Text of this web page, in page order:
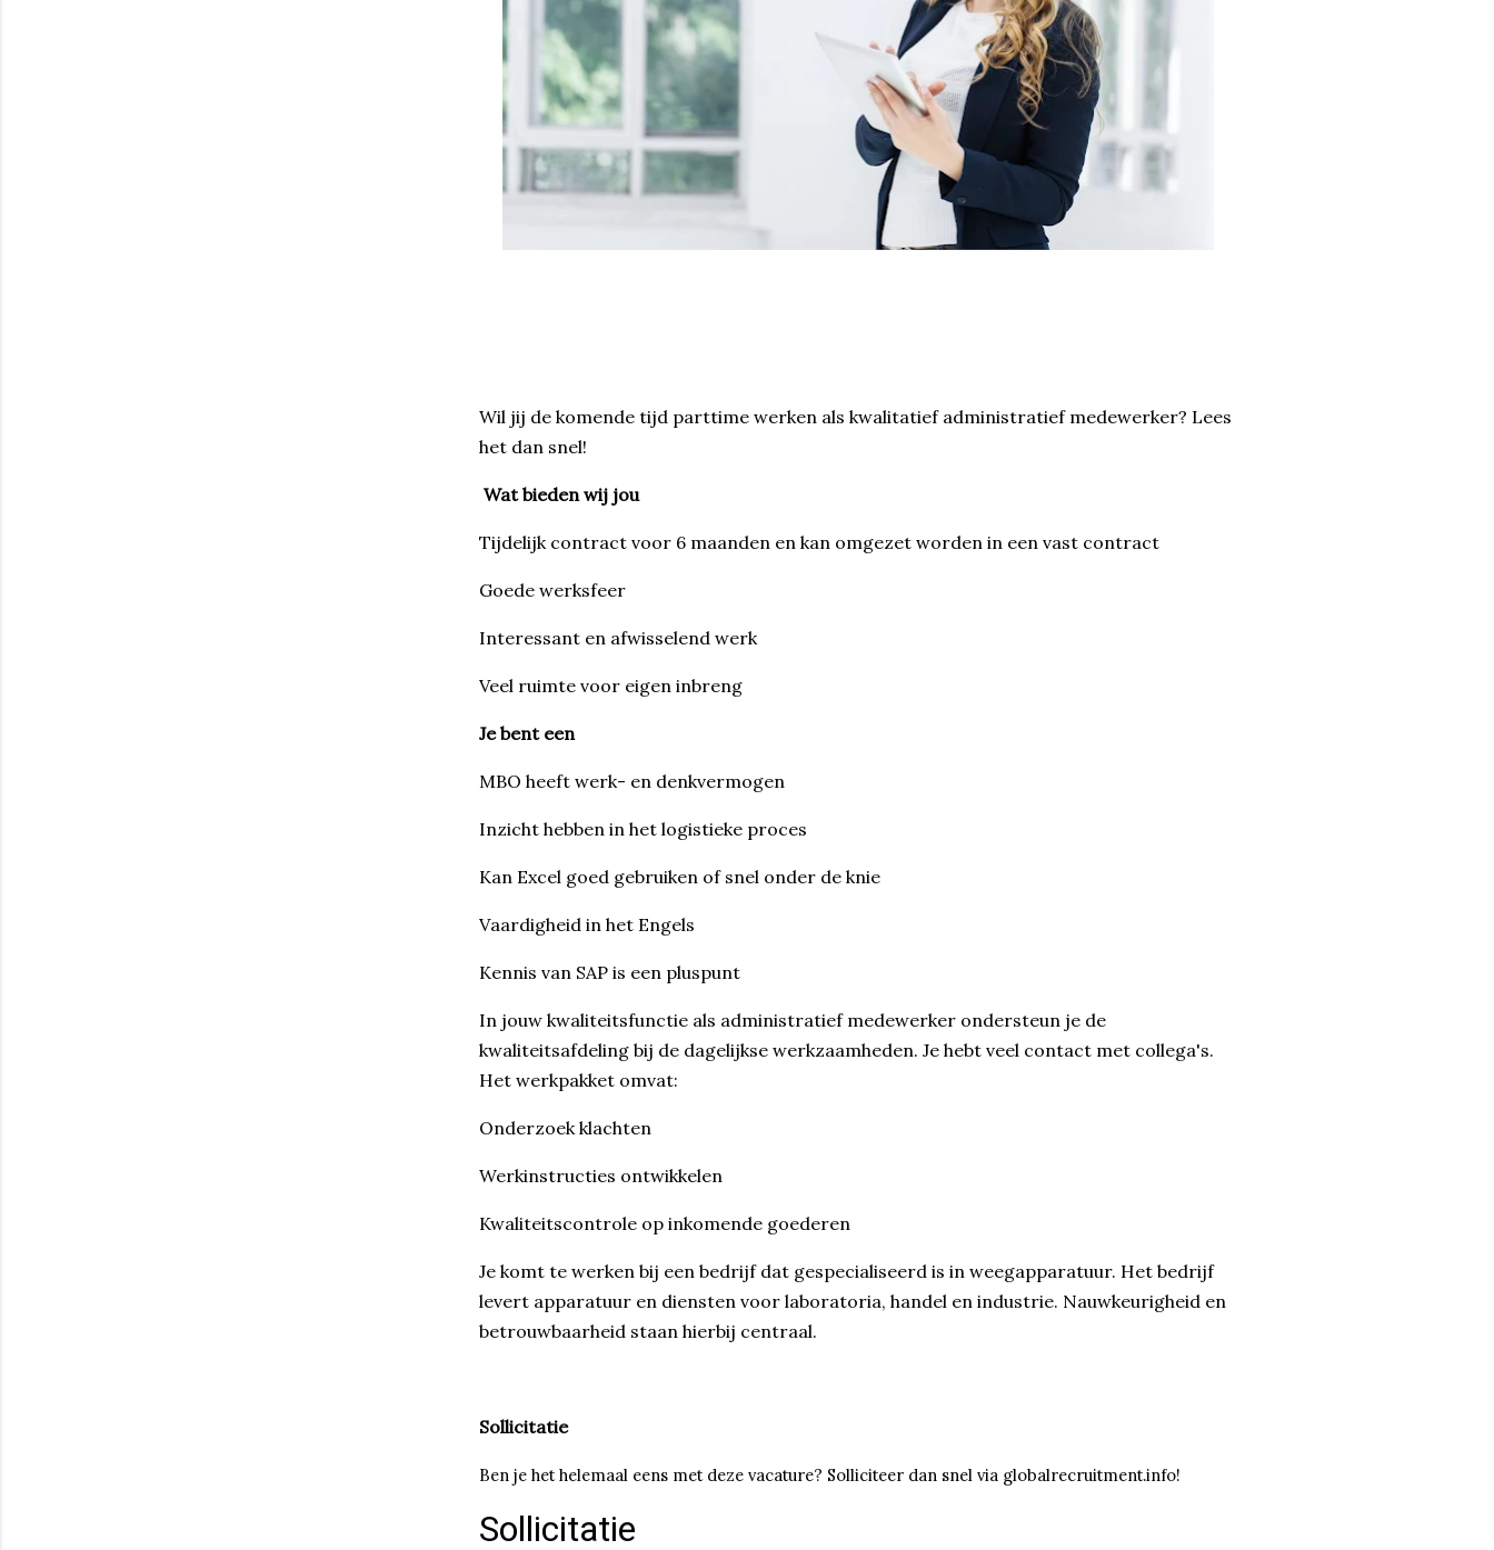
Wil jij de komende tijd parttime werken als kwalitatief administratief medewerker? Lees
het dan snel!
Wat bieden wij jou
Tijdelijk contract voor 6 maanden en kan omgezet worden in een vast contract
Goede werksfeer
Interessant en afwisselend werk
Veel ruimte voor eigen inbreng
Je bent een
MBO heeft werk- en denkvermogen
Inzicht hebben in het logistieke proces
Kan Excel goed gebruiken of snel onder de knie
Vaardigheid in het Engels
Kennis van SAP is een pluspunt
In jouw kwaliteitsfunctie als administratief medewerker ondersteun je de
kwaliteitsafdeling bij de dagelijkse werkzaamheden. Je hebt veel contact met collega's.
Het werkpakket omvat:
Onderzoek klachten
Werkinstructies ontwikkelen
Kwaliteitscontrole op inkomende goederen
Je komt te werken bij een bedrijf dat gespecialiseerd is in weegapparatuur. Het bedrijf
levert apparatuur en diensten voor laboratoria, handel en industrie. Nauwkeurigheid en
betrouwbaarheid staan ​​hierbij centraal.
Sollicitatie
Ben je het helemaal eens met deze vacature? Solliciteer dan snel via globalrecruitment.info!